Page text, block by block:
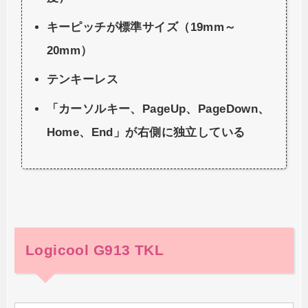
キーピッチが標準サイズ（19mm～
20mm）
テンキーレス
「カーソルキー、PageUp、PageDown、
Home、End」が右側に独立している
Logicool G913 TKL